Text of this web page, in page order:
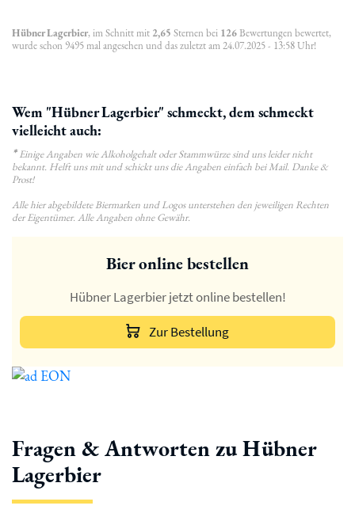
Hübner Lagerbier, im Schnitt mit 2,65 Sternen bei 126Bewertungen bewertet,
wurde schon 9495 mal angesehen und das zuletzt am 24.07.2025 - 13:58 Uhr!
Wem "Hübner Lagerbier" schmeckt, dem schmeckt
vielleicht auch:
*Einige Angaben wie Alkoholgehalt oder Stammwürze sind uns leider nicht
bekannt. Helft uns mit und schickt uns die Angaben einfach bei Mail. Danke &
Prost!
Alle hier abgebildete Biermarken und Logos unterstehen den jeweiligen Rechten
der Eigentümer. Alle Angaben ohne Gewähr.
Bier online bestellen
Hübner Lagerbier jetzt online bestellen!
Zur Bestellung
Fragen & Antworten zu Hübner
Lagerbier